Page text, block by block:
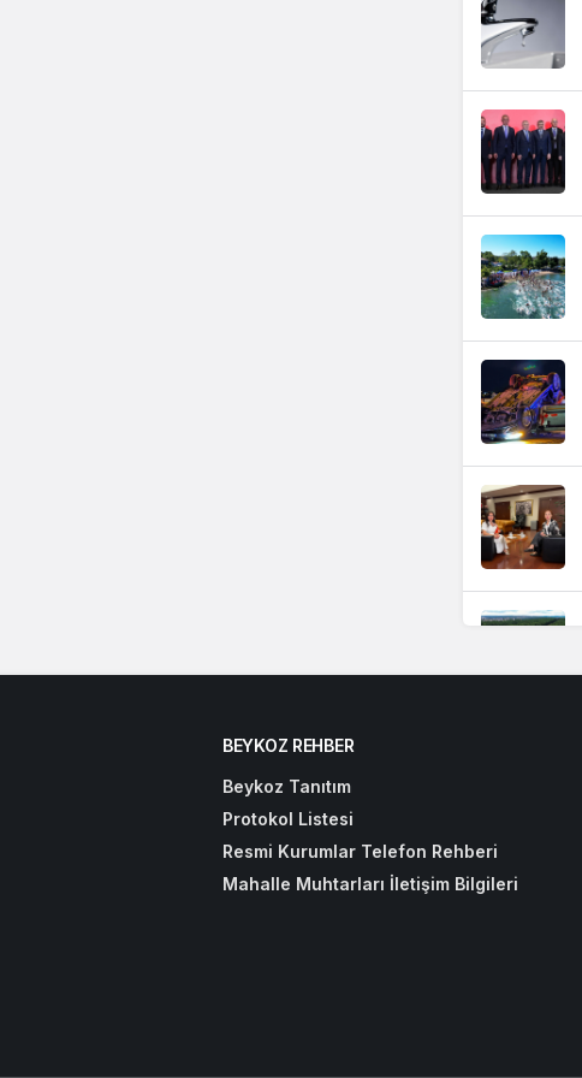
BEYKOZ REHBER
Beykoz Tanıtım
Protokol Listesi
Resmi Kurumlar Telefon Rehberi
Mahalle Muhtarları İletişim Bilgileri